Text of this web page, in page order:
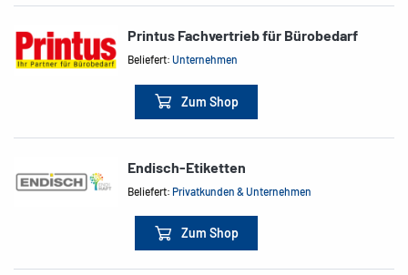
Printus Fachvertrieb für Bürobedarf
Beliefert:Unternehmen
Zum Shop
Endisch-Etiketten
Beliefert:Privatkunden & Unternehmen
Zum Shop